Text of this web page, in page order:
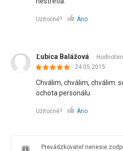
Užitočné? Áno
Ľubica Balážová
24.05.2015
Chválim, chválim, chválim:
ochota personálu.
Užitočné? Áno
Prevádzkovateľ nenesie